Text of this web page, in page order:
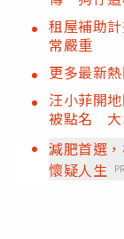
租屋補助
常嚴重
更多最新
汪小菲開
被點名 大
減肥首選
懷疑人生 PR